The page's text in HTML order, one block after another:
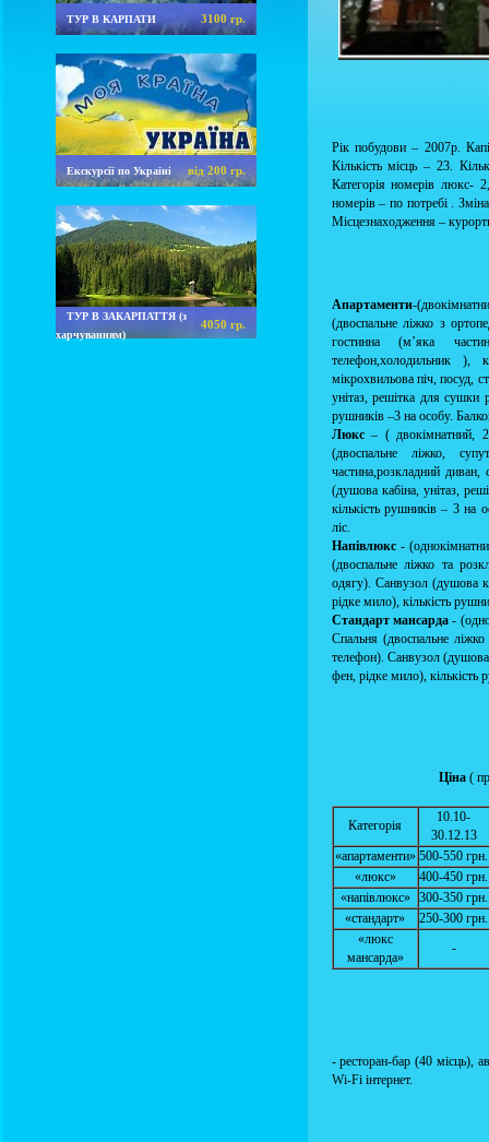
ТУР В КАРПАТИ 3100 гр.
Екскурсії по Україні від 200 гр.
ТУР В ЗАКАРПАТТЯ (з
харчуванням)
4050 гр.
Рік побудови – 2007р.
Кількість місць – 23.
Категорія номерів люкс-
номерів – по потребі .
Місцезнаходження –
Апартаменти-
(двоспальне ліжко з
гостинна (м’яка
телефон,холодильник ),
мікрохвильова піч, посуд,
унітаз, решітка для сушки
рушників –3 на особу.
Люкс – ( двокімнатний,
(двоспальне ліжко,
частина,розкладний
(душова кабіна, унітаз,
кількість рушників – 3 на
ліс.
Напівлюкс -
(двоспальне ліжко та
одягу). Санвузол (душова
рідке мило), кількість
Стандарт мансарда -
Спальня (двоспальне
телефон). Санвузол
фен, рідке мило), кількість
Ціна (
Категорія
10.10-
30.12.13
«апартаменти» 500-550 грн.
«люкс»
400-450 грн.
«напівлюкс»
300-350 грн.
«стандарт»
250-300 грн.
«люкс
мансарда»
-
- ресторан-бар (40 місць),
Wi-Fi інтернет.